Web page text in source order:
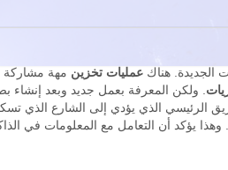
الجديدة. هناك عمليات تخزين مهة
. ولكن المعرفة بعمل جديد وبعد
الرئيسي الذي يؤدي إلى الشارع الذي
يؤكد أن التعامل مع المعلومات في